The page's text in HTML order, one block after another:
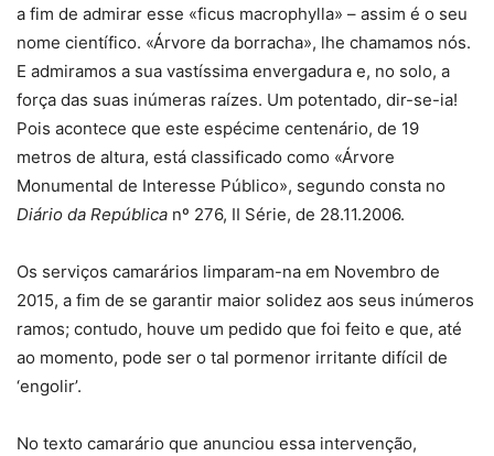
a fim de admirar esse «ficus macrophylla» – assim é o seu
nome científico. «Árvore da borracha», lhe chamamos nós.
E admiramos a sua vastíssima envergadura e, no solo, a
força das suas inúmeras raízes. Um potentado, dir-se-ia!
Pois acontece que este espécime centenário, de 19
metros de altura, está classificado como «Árvore
Monumental de Interesse Público», segundo consta no
Diário da República nº 276, II Série, de 28.11.2006.
Os serviços camarários limparam-na em Novembro de
2015, a fim de se garantir maior solidez aos seus inúmeros
ramos; contudo, houve um pedido que foi feito e que, até
ao momento, pode ser o tal pormenor irritante difícil de
‘engolir’.
No texto camarário que anunciou essa intervenção,